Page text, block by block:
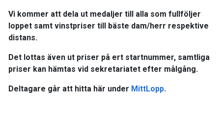
Vi kommer att dela ut medaljer till alla som fullföljer
loppet samt vinstpriser till bäste dam/herr respektive
distans.
Det lottas även ut priser på ert startnummer, samtliga
priser kan hämtas vid sekretariatet efter målgång.
Deltagare går att hitta här under MittLopp.